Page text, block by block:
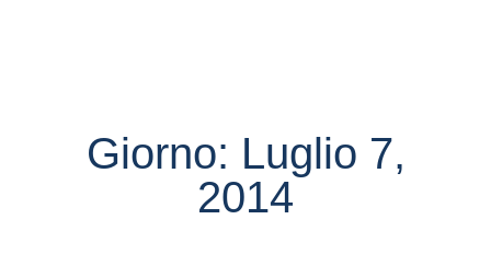
Giorno: Luglio 7,
2014